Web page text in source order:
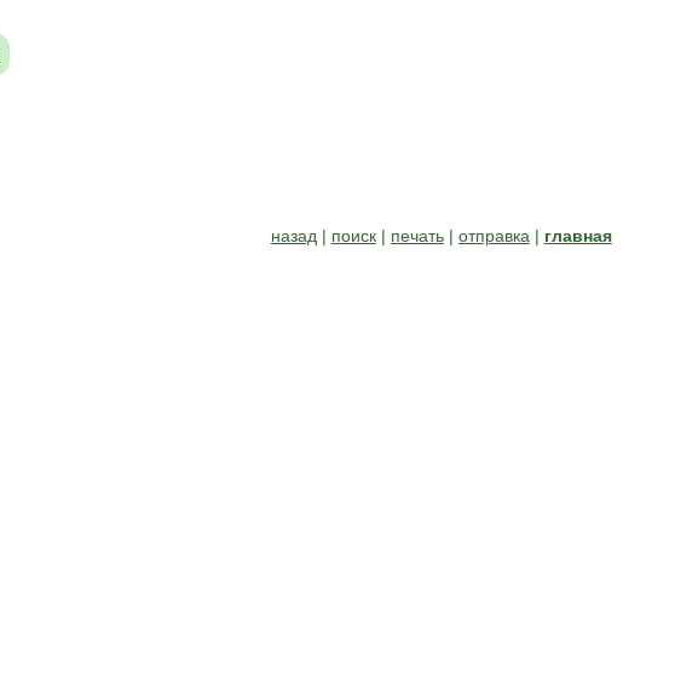
назад | поиск| печать| отправка | главная